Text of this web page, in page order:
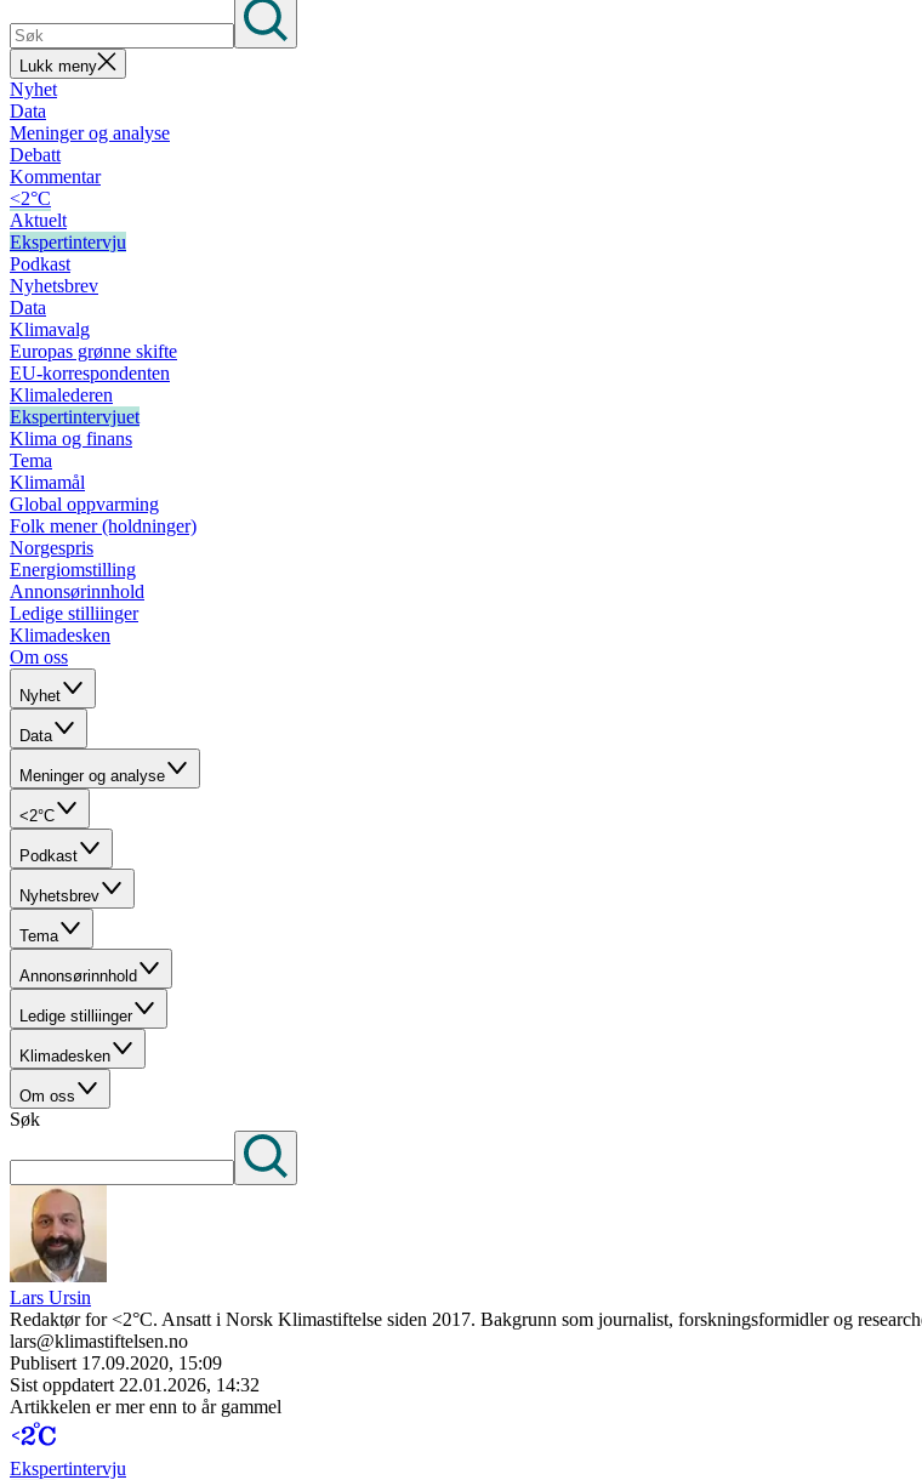
Lukk meny
Nyhet
Data
Meninger og analyse
Debatt
Kommentar
<2°C
Aktuelt
Ekspertintervju
Podkast
Nyhetsbrev
Data
Klimavalg
Europas grønne skifte
EU-korrespondenten
Klimalederen
Ekspertintervjuet
Klima og finans
Tema
Klimamål
Global oppvarming
Folk mener (holdninger)
Norgespris
Energiomstilling
Annonsørinnhold
Ledige stilliinger
Klimadesken
Om oss
Nyhet
Data
Meninger og analyse
<2°C
Podkast
Nyhetsbrev
Tema
Annonsørinnhold
Ledige stilliinger
Klimadesken
Om oss
Søk
Lars Ursin
Redaktør for <2°C. Ansatt i Norsk Klimastiftelse siden 2017. Bakgrunn som journalist, forskningsformidler og
lars@klimastiftelsen.no
Publisert 17.09.2020, 15:09
Sist oppdatert 22.01.2026, 14:32
Artikkelen er mer enn to år gammel
Ekspert­intervju